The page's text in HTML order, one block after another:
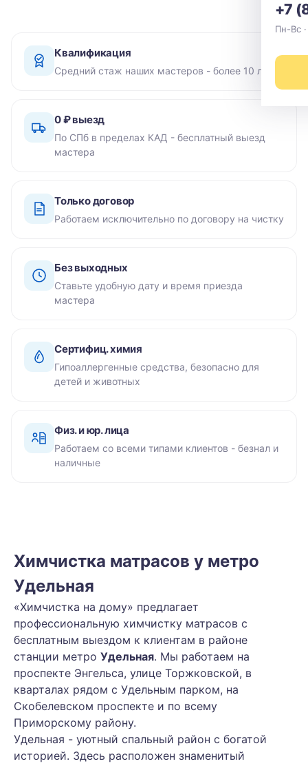
+7
Пн-Вс
Квалификация
Средний стаж наших мастеров - более 10 лет
0 ₽ выезд
По СПб в пределах КАД - бесплатный выезд
мастера
Только договор
Работаем исключительно по договору на чистку
Без выходных
Ставьте удобную дату и время приезда
мастера
Сертифиц. химия
Гипоаллергенные средства, безопасно для
детей и животных
Физ. и юр. лица
Работаем со всеми типами клиентов - безнал и
наличные
Химчистка матрасов у метро
Удельная
«Химчистка на дому» предлагает
профессиональную химчистку матрасов с
бесплатным выездом к клиентам в районе
станции метро Удельная. Мы работаем на
проспекте Энгельса, улице Торжковской, в
кварталах рядом с Удельным парком, на
Скобелевском проспекте и по всему
Приморскому району.
Удельная - уютный спальный район с богатой
историей. Здесь расположен знаменитый